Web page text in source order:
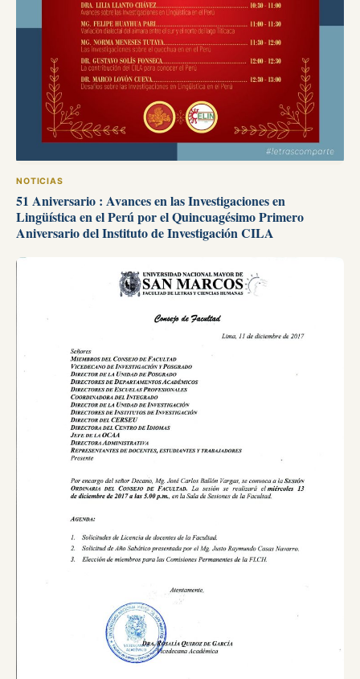
NOTICIAS
51 Aniversario : Avances en las Investigaciones en
Lingüística en el Perú por el Quincuagésimo Primero
Aniversario del Instituto de Investigación CILA